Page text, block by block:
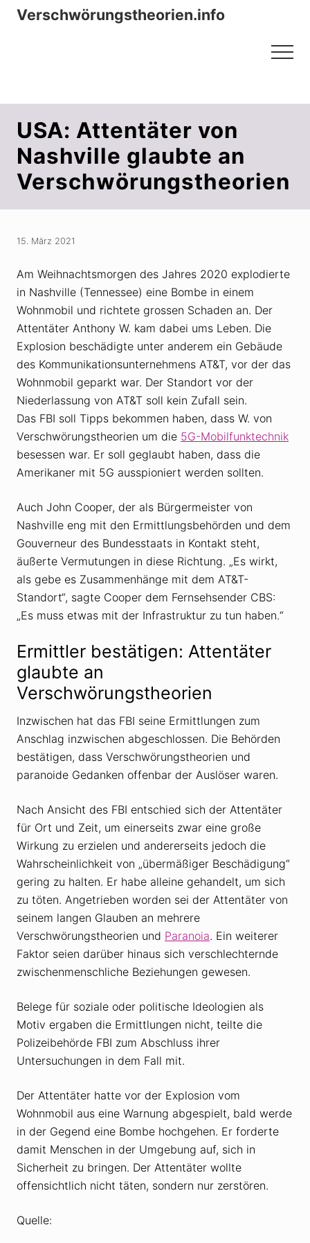
Menu
Zum
ZurVerschwörungstheorien.info
Menu
USA: Attentäter von
Nashville glaubte an
Verschwörungstheorien
15. März 2021
Am Weihnachtsmorgen des Jahres 2020 explodierte
in Nashville (Tennessee) eine Bombe in einem
Wohnmobil und richtete grossen Schaden an. Der
Attentäter Anthony W. kam dabei ums Leben. Die
Explosion beschädigte unter anderem ein Gebäude
des Kommunikationsunternehmens AT&T, vor der das
Wohnmobil geparkt war. Der Standort vor der
Niederlassung von AT&T soll kein Zufall sein.
Das FBI soll Tipps bekommen haben, dass W. von
Verschwörungstheorien um die 5G-Mobilfunktechnik
besessen war. Er soll geglaubt haben, dass die
Amerikaner mit 5G ausspioniert werden sollten.
Auch John Cooper, der als Bürgermeister von
Nashville eng mit den Ermittlungsbehörden und dem
Gouverneur des Bundesstaats in Kontakt steht,
äußerte Vermutungen in diese Richtung. „Es wirkt,
als gebe es Zusammenhänge mit dem AT&T-
Standort“, sagte Cooper dem Fernsehsender CBS:
„Es muss etwas mit der Infrastruktur zu tun haben.“
Ermittler bestätigen: Attentäter
glaubte an
Verschwörungstheorien
Inzwischen hat das FBI seine Ermittlungen zum
Anschlag inzwischen abgeschlossen. Die Behörden
bestätigen, dass Verschwörungstheorien und
paranoide Gedanken offenbar der Auslöser waren.
Nach Ansicht des FBI entschied sich der Attentäter
für Ort und Zeit, um einerseits zwar eine große
Wirkung zu erzielen und andererseits jedoch die
Wahrscheinlichkeit von „übermäßiger Beschädigung“
gering zu halten. Er habe alleine gehandelt, um sich
zu töten. Angetrieben worden sei der Attentäter von
seinem langen Glauben an mehrere
Verschwörungstheorien und Paranoia. Ein weiterer
Faktor seien darüber hinaus sich verschlechternde
zwischenmenschliche Beziehungen gewesen.
Belege für soziale oder politische Ideologien als
Motiv ergaben die Ermittlungen nicht, teilte die
Polizeibehörde FBI zum Abschluss ihrer
Untersuchungen in dem Fall mit.
Der Attentäter hatte vor der Explosion vom
Wohnmobil aus eine Warnung abgespielt, bald werde
in der Gegend eine Bombe hochgehen. Er forderte
damit Menschen in der Umgebung auf, sich in
Sicherheit zu bringen. Der Attentäter wollte
offensichtlich nicht täten, sondern nur zerstören.
Quelle: